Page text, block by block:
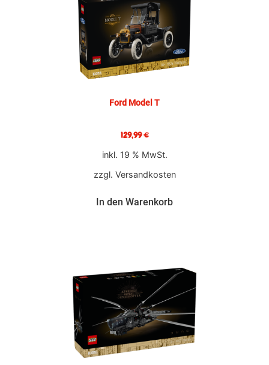
Ford Model T
129,99€
inkl. 19 % MwSt.
zzgl. Versandkosten
In den Warenkorb